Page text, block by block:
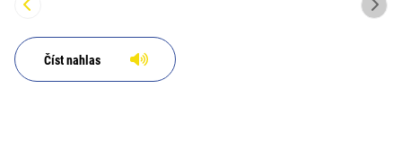
Číst nahlas